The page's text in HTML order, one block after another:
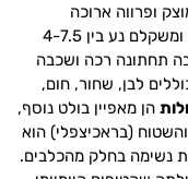
ופרווה ארוכה
ומרשימה. הם מגיעים לגובה של 20-28 ס"מ ומשקלם נע בין 4-7.5
תחתונה רכה ושכבה
לבן, שחור, חום,
הן מאפיין בולט נוסף,
(בראכיצפלי) הוא
נשימה בחלק מהכלבים.